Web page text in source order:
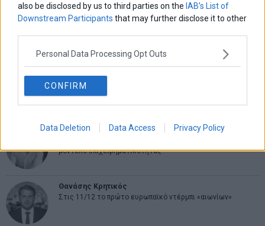
also be disclosed by us to third parties on the IAB’s List of
Downstream Participants that may further disclose it to other
Personal Data Processing Opt Outs
CONFIRM
Data Deletion Data Access Privacy Policy
Σταματίνα Σταματάκου
Δημήτρης Καμπουράκης
Από την αποθέωση στην καταγγελία: Η Ελλάδα πάντα
ψάχνει τον επόμενο Μεσσία
Νικόλαος Φουρτζής
μοντέλο επιχειρηματικότητας
Θανάσης Κρητικός
Στις 11/12 το πρώτο ευρωπαϊκό ντέρμπι «αιωνίων»